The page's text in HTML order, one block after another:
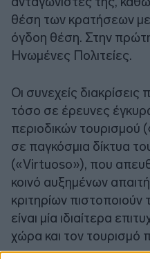
θέση των κρατήσεων με
όγδοη θέση. Στην
Ηνωμένες Πολιτείες.
Οι συνεχείς
τόσο σε έρευνες
περιοδικών τουρισμού
σε παγκόσμια δίκτυα
(«Virtuoso»), που
κοινό αυξημένων
κριτηρίων
είναι μία ιδιαίτερα
χώρα και τον τουρισμό